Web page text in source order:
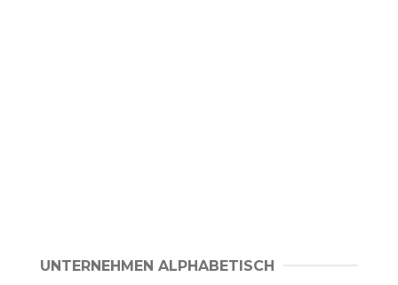
UNTERNEHMEN ALPHABETISCH